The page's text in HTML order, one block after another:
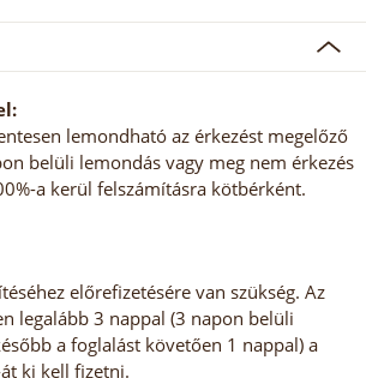
lemondható az érkezést megelőző
belüli lemondás vagy meg nem érkezés
a kerül felszámításra kötbérként.
előrefizetésére van szükség. Az
legalább 3 nappal (3 napon belüli
a foglalást követően 1 nappal) a
ki kell fizetni.